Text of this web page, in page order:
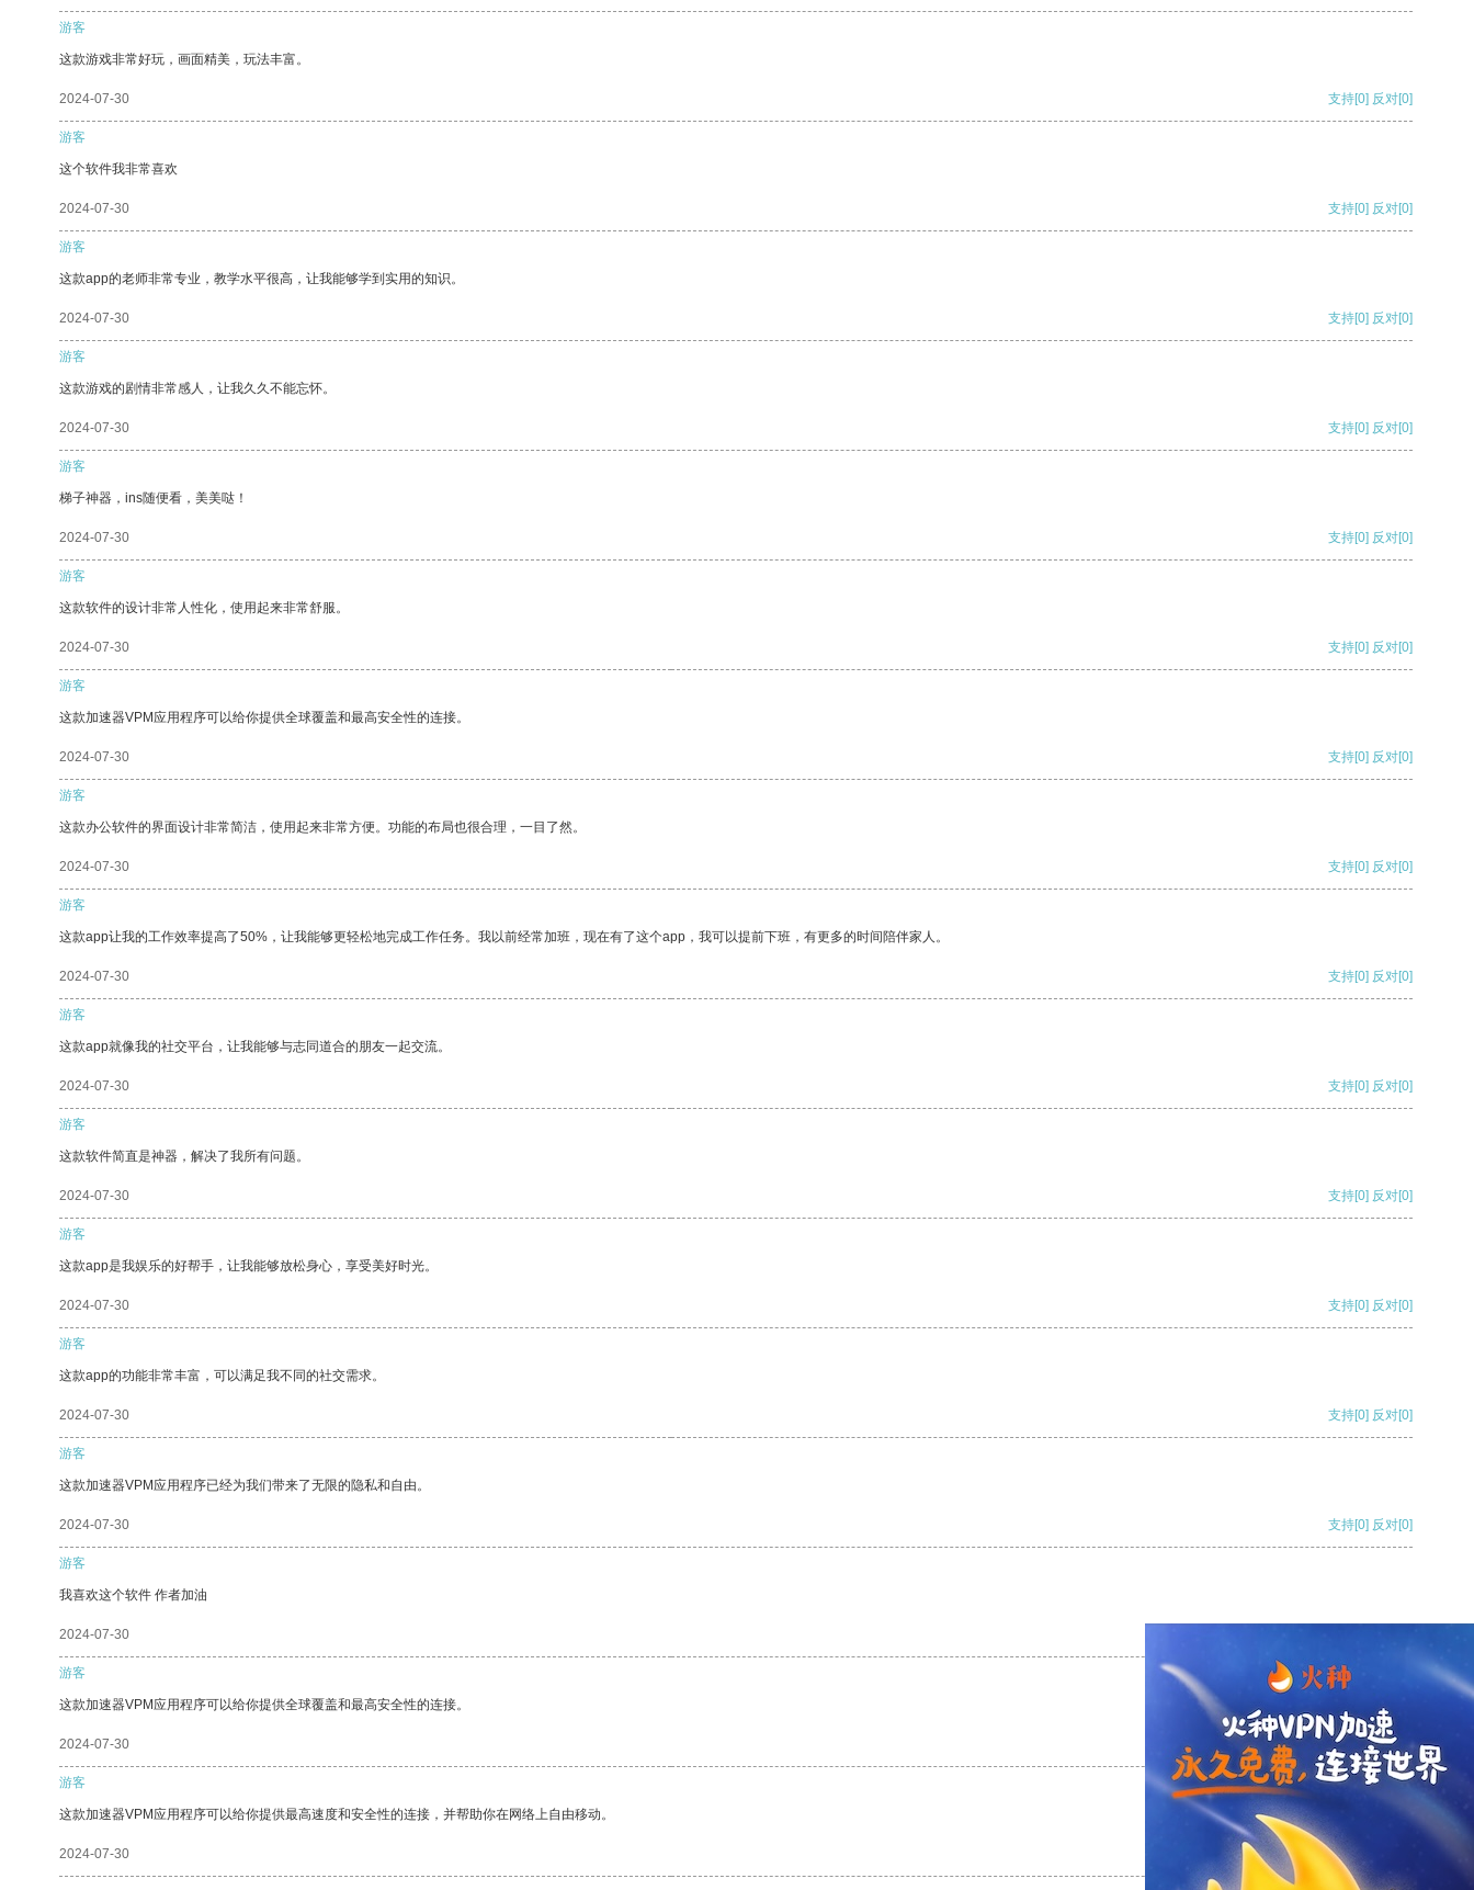
游客
这款游戏非常好玩，画面精美，玩法丰富。
2024-07-30 支持[0] 反对[0]
游客
这个软件我非常喜欢
2024-07-30 支持[0] 反对[0]
游客
这款app的老师非常专业，教学水平很高，让我能够学到实用的知识。
2024-07-30 支持[0] 反对[0]
游客
这款游戏的剧情非常感人，让我久久不能忘怀。
2024-07-30 支持[0] 反对[0]
游客
梯子神器，ins随便看，美美哒！
2024-07-30 支持[0] 反对[0]
游客
这款软件的设计非常人性化，使用起来非常舒服。
2024-07-30 支持[0] 反对[0]
游客
这款加速器VPM应用程序可以给你提供全球覆盖和最高安全性的连接。
2024-07-30 支持[0] 反对[0]
游客
这款办公软件的界面设计非常简洁，使用起来非常方便。功能的布局也很合理，一目了然。
2024-07-30 支持[0] 反对[0]
游客
这款app让我的工作效率提高了50%，让我能够更轻松地完成工作任务。我以前经常加班，现在有了这个app，我可以提前下班，有更多的时间陪伴家人。
2024-07-30 支持[0] 反对[0]
游客
这款app就像我的社交平台，让我能够与志同道合的朋友一起交流。
2024-07-30 支持[0] 反对[0]
游客
这款软件简直是神器，解决了我所有问题。
2024-07-30 支持[0] 反对[0]
游客
这款app是我娱乐的好帮手，让我能够放松身心，享受美好时光。
2024-07-30 支持[0] 反对[0]
游客
这款app的功能非常丰富，可以满足我不同的社交需求。
2024-07-30 支持[0] 反对[0]
游客
这款加速器VPM应用程序已经为我们带来了无限的隐私和自由。
2024-07-30 支持[0] 反对[0]
游客
我喜欢这个软件 作者加油
2024-07-30
游客
这款加速器VPM应用程序可以给你提供全球覆盖和最高安全性的连接。
2024-07-30 支持 [0] 反对 [0]
游客
这款加速器VPM应用程序可以给你提供最高速度和安全性的连接，并帮助你在网络上自由移动。
2024-07-30 支持